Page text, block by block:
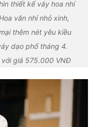
thiết kế váy hoa nhí
văn nhí nhỏ xinh,
thêm nét yêu kiều
dạo phố tháng 4.
giá 575.000 VNĐ